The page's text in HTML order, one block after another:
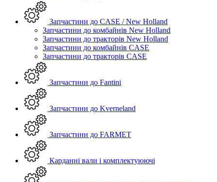
Запчастини до CASE / New Holland
Запчастини до комбайнів New Holland
Запчастини до тракторів New Holland
Запчастини до комбайнів CASE
Запчастини до тракторів CASE
Запчастини до Fantini
Запчастини до Kverneland
Запчастини до FARMET
Карданні вали і комплектуюючі